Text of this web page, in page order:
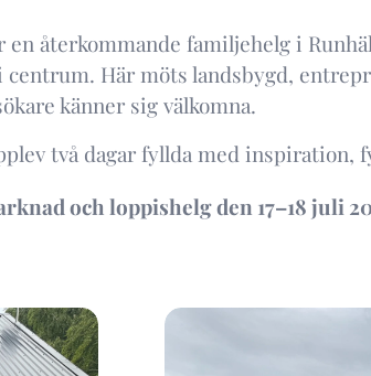
återkommande familjehelg i
centrum. Här möts landsbygd,
känner sig välkomna.
två dagar fyllda med inspiration,
och loppishelg den 17–18 juli